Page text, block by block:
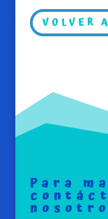
VOLVER
Para